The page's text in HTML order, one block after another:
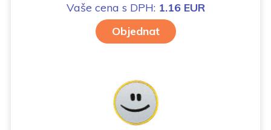
Vaše cena s DPH: 1.16 EUR
Objednat